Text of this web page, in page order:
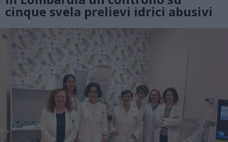
cinque svela prelievi idrici abusivi